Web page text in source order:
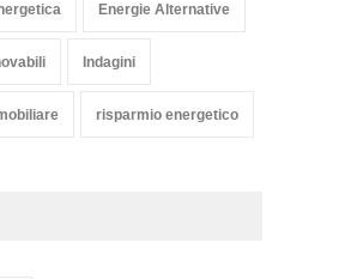
Energie Alternative
Indagini
risparmio energetico